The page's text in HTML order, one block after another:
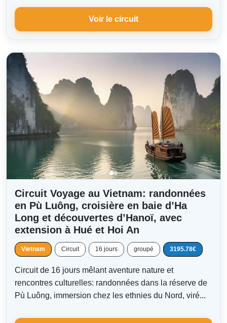
Voir le circuit
Circuit Voyage au Vietnam: randonnées
en Pù Luông, croisière en baie d’Ha
Long et découvertes d’Hanoï, avec
extension à Hué et Hoi An
Vietnam Circuit 16 jours groupé 3195.78€
Circuit de 16 jours mêlant aventure nature et
rencontres culturelles: randonnées dans la réserve de
Pù Luông, immersion chez les ethnies du Nord, viré...